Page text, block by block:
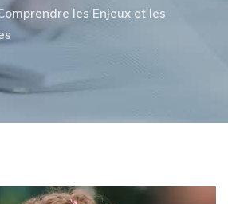
les Enjeux et les